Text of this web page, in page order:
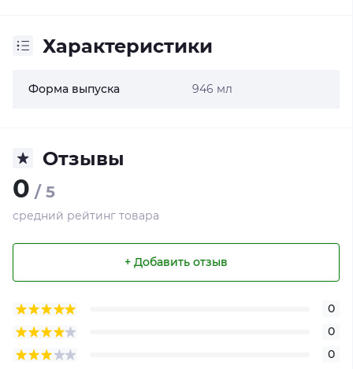
Характеристики
Форма выпуска 946 мл
Отзывы
0 / 5
средний рейтинг товара
+ Добавить отзыв
0
0
0